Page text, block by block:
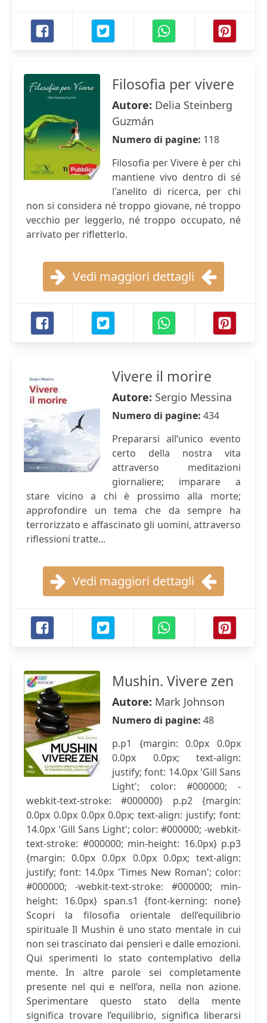
Filosofia per vivere
Autore: Delia Steinberg
Guzmán
Numero di pagine: 118
Filosofia per Vivere è per chi
mantiene vivo dentro di sé
l'anelito di ricerca, per chi
non si considera né troppo giovane, né troppo
vecchio per leggerlo, né troppo occupato, né
arrivato per rifletterlo.
Vedi maggiori dettagli
Vivere il morire
Autore: Sergio Messina
Numero di pagine: 434
Prepararsi all’unico evento
certo della nostra vita
attraverso meditazioni
giornaliere; imparare a
stare vicino a chi è prossimo alla morte;
approfondire un tema che da sempre ha
terrorizzato e affascinato gli uomini, attraverso
riflessioni tratte...
Vedi maggiori dettagli
Mushin. Vivere zen
Autore: Mark Johnson
Numero di pagine: 48
p.p1 {margin: 0.0px 0.0px
0.0px 0.0px; text-align:
justify; font: 14.0px 'Gill Sans
Light'; color: #000000; -
webkit-text-stroke: #000000} p.p2 {margin:
0.0px 0.0px 0.0px 0.0px; text-align: justify; font:
14.0px 'Gill Sans Light'; color: #000000; -webkit-
text-stroke: #000000; min-height: 16.0px} p.p3
{margin: 0.0px 0.0px 0.0px 0.0px; text-align:
justify; font: 14.0px 'Times New Roman'; color:
#000000; -webkit-text-stroke: #000000; min-
height: 16.0px} span.s1 {font-kerning: none}
Scopri la filosofia orientale dell’equilibrio
spirituale Il Mushin è uno stato mentale in cui
non sei trascinato dai pensieri e dalle emozioni.
Qui sperimenti lo stato contemplativo della
mente. In altre parole sei completamente
presente nel qui e nell’ora, nella non azione.
Sperimentare questo stato della mente
significa trovare l’equilibrio, significa liberarsi